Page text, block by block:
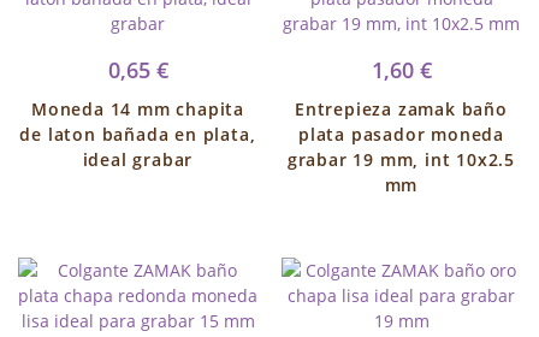
0,65 €
Moneda 14 mm chapita
de laton bañada en plata,
ideal grabar
1,60 €
Entrepieza zamak baño
plata pasador moneda
grabar 19 mm, int 10x2.5
mm